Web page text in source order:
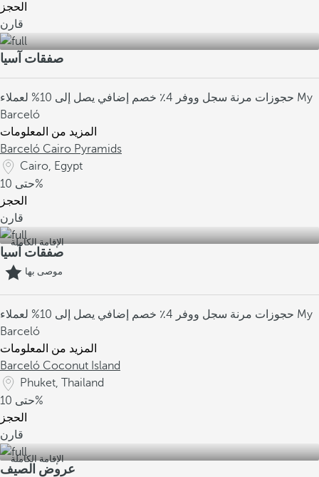
الحجز
قارن
صفقات آسيا
حجوزات مرنة سجل ووفر 4٪
خصم إضافي يصل إلى 10% لعملاء My
Barceló
المزيد من المعلومات
Barceló Cairo Pyramids
Cairo, Egypt
حتى10%
الحجز
قارن
الإقامة الكاملة
صفقات آسيا
موصى بها
حجوزات مرنة سجل ووفر 4٪
خصم إضافي يصل إلى 10% لعملاء My
Barceló
المزيد من المعلومات
Barceló Coconut Island
Phuket, Thailand
حتى10%
الحجز
قارن
الإقامة الكاملة
عروض الصيف